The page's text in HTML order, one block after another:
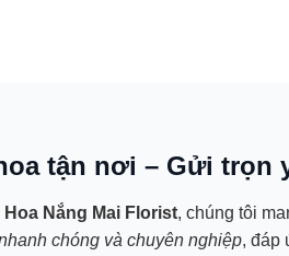
tận nơi – Gửi trọn
Hoa Nắng Mai Florist, chúng tôi
chóng và chuyên nghiệp, đáp